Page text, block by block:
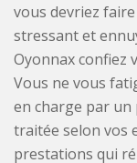
vous devriez
stressant et
Oyonnax confiez
Vous ne vous
en charge par
traitée selon vos
prestations qui